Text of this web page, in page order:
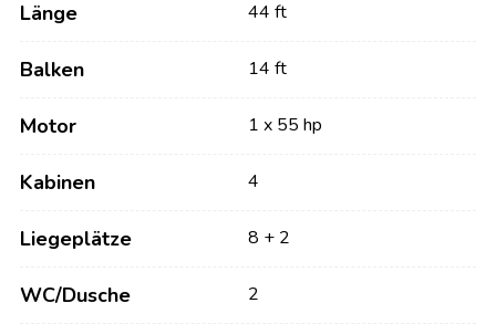
Länge 44 ft
Balken 14 ft
Motor 1 x 55 hp
Kabinen 4
Liegeplätze 8 + 2
WC/Dusche 2